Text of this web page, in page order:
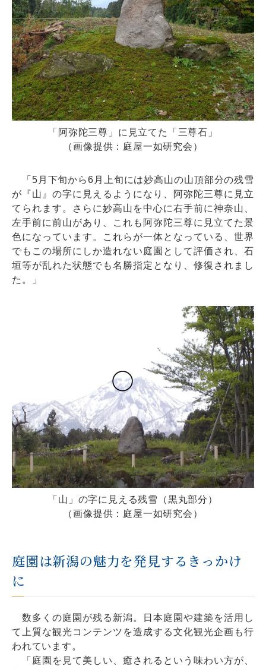
「阿弥陀三尊」に見立てた「三尊石」
（画像提供：庭屋一如研究会）
「5月下旬から6月上旬には妙高山の山頂部分の残雪
が『山』の字に見えるようになり、阿弥陀三尊に見立
てられます。さらに妙高山を中心に右手前に神奈山、
左手前に前山があり、これも阿弥陀三尊に見立てた景
色になっています。これらが一体となっている、世界
でもこの場所にしか造れない庭園として評価され、石
垣等が乱れた状態でも名勝指定となり、修復されまし
た。」
「山」の字に見える残雪（黒丸部分）
（画像提供：庭屋一如研究会）
庭園は新潟の魅力を発見するきっかけ
に
数多くの庭園が残る新潟。日本庭園や建築を活用し
て上質な観光コンテンツを造成する文化観光企画も行
われています。
「庭園を見て美しい、癒されるという味わい方が、